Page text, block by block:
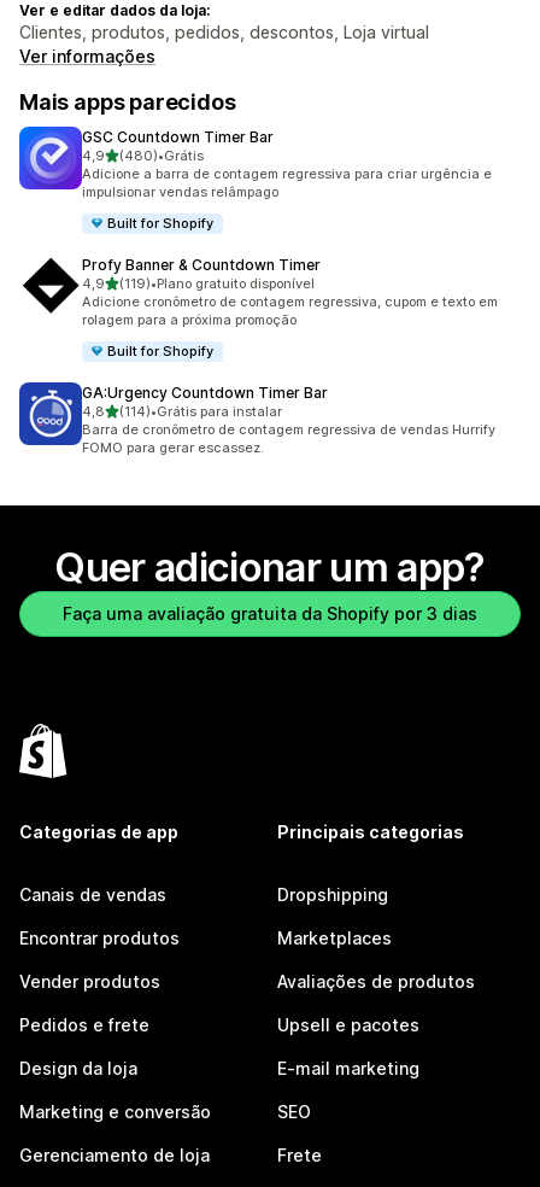
Ver e editar dados da loja:
Clientes, produtos, pedidos, descontos, Loja virtual
Ver informações
Mais apps parecidos
GSC Countdown Timer Bar
4,9de 5 estrelas
(480)
480 avaliações ao todo
•Grátis
Adicione a barra de contagem regressiva para criar urgência e
impulsionar vendas relâmpago
Built for Shopify
Profy Banner & Countdown Timer
4,9de 5 estrelas
(119)
119 avaliações ao todo
•Plano gratuito disponível
Adicione cronômetro de contagem regressiva, cupom e texto em
rolagem para a próxima promoção
Built for Shopify
GA:Urgency Countdown Timer Bar
4,8de 5 estrelas
(114)
114 avaliações ao todo
•Grátis para instalar
Barra de cronômetro de contagem regressiva de vendas Hurrify
FOMO para gerar escassez.
Quer adicionar um app?
Faça uma avaliação gratuita da Shopify por 3 dias
Categorias de app
Canais de vendas
Encontrar produtos
Vender produtos
Pedidos e frete
Design da loja
Marketing e conversão
Gerenciamento de loja
Principais categorias
Dropshipping
Marketplaces
Avaliações de produtos
Upsell e pacotes
E-mail marketing
SEO
Frete